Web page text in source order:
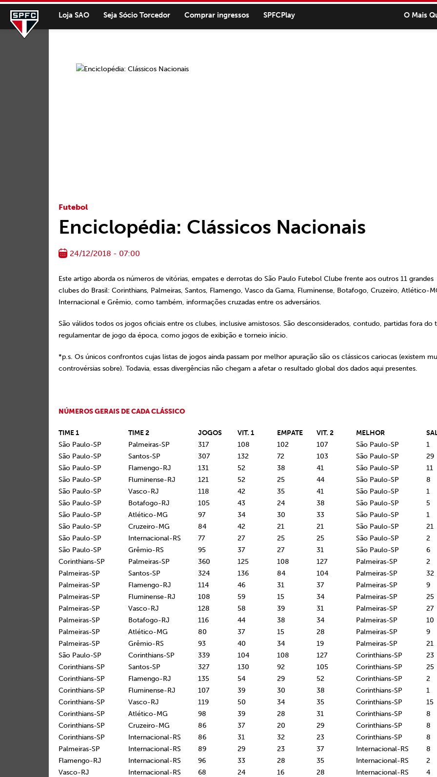
Loja SAO Seja Sócio Torcedor Comprar ingressos SPFCPlay O Mais
Futebol
Enciclopédia: Clássicos Nacionais
24/12/2018 - 07:00
Este artigo aborda os números de vitórias, empates e derrotas do São Paulo Futebol Clube frente aos outros 11 grandes
clubes do Brasil: Corinthians, Palmeiras, Santos, Flamengo, Vasco da Gama, Fluminense, Botafogo, Cruzeiro, Atlético-
Internacional e Grêmio, como também, informações cruzadas entre os adversários.
São válidos todos os jogos oficiais entre os clubes, inclusive amistosos. São desconsiderados, contudo, partidas fora do
regulamentar de jogo da época, como jogos de exibição e torneio início.
*p.s. Os únicos confrontos cujas listas de jogos ainda passam por melhor apuração são os clássicos cariocas (existem
controvérsias sobre). Todavia, essas divergências não chegam a afetar o resultado global dos dados aqui presentes.
NÚMEROS GERAIS DE CADA CLÁSSICO
TIME 1 TIME 2 JOGOS VIT. 1 EMPATE VIT. 2 MELHOR
São Paulo-SP
Palmeiras-SP 317 108 102 107 São Paulo-SP
1
São Paulo-SP
Santos-SP 307 132 72 103 São Paulo-SP
29
São Paulo-SP
Flamengo-RJ 131 52 38 41 São Paulo-SP
11
São Paulo-SP
Fluminense-RJ 121 52 25 44 São Paulo-SP
8
São Paulo-SP
Vasco-RJ 118 42 35 41 São Paulo-SP
1
São Paulo-SP
Botafogo-RJ 105 43 24 38 São Paulo-SP
5
São Paulo-SP
Atlético-MG 97 34 30 33 São Paulo-SP
1
São Paulo-SP
Cruzeiro-MG 84 42 21 21 São Paulo-SP
21
São Paulo-SP
Internacional-RS 77 27 25 25 São Paulo-SP
2
São Paulo-SP
Grêmio-RS 95 37 27 31 São Paulo-SP
6
Corinthians-SP
Palmeiras-SP 360 125 108 127 Palmeiras-SP
2
Palmeiras-SP
Santos-SP 324 136 84 104 Palmeiras-SP
32
Palmeiras-SP
Flamengo-RJ 114 46 31 37 Palmeiras-SP
9
Palmeiras-SP
Fluminense-RJ 108 59 15 34 Palmeiras-SP
25
Palmeiras-SP
Vasco-RJ 128 58 39 31 Palmeiras-SP
27
Palmeiras-SP
Botafogo-RJ 116 44 38 34 Palmeiras-SP
10
Palmeiras-SP
Atlético-MG 80 37 15 28 Palmeiras-SP
9
Palmeiras-SP
Grêmio-RS 93 40 34 19 Palmeiras-SP
21
São Paulo-SP
Corinthians-SP 339 104 108 127 Corinthians-SP
23
Corinthians-SP
Santos-SP 327 130 92 105 Corinthians-SP
25
Corinthians-SP
Flamengo-RJ 135 54 29 52 Corinthians-SP
2
Corinthians-SP
Fluminense-RJ 107 39 30 38 Corinthians-SP
1
Corinthians-SP
Vasco-RJ 119 50 34 35 Corinthians-SP
15
Corinthians-SP
Atlético-MG 98 39 28 31 Corinthians-SP
8
Corinthians-SP
Cruzeiro-MG 86 37 20 29 Corinthians-SP
8
Corinthians-SP
Internacional-RS 86 31 32 23 Corinthians-SP
8
Palmeiras-SP
Internacional-RS 89 29 23 37 Internacional-RS
8
Flamengo-RJ
Internacional-RS 96 33 28 35 Internacional-RS
2
Vasco-RJ
Internacional-RS 68 24 16 28 Internacional-RS
4